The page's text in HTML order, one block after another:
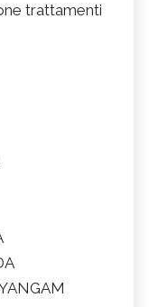
trattamenti